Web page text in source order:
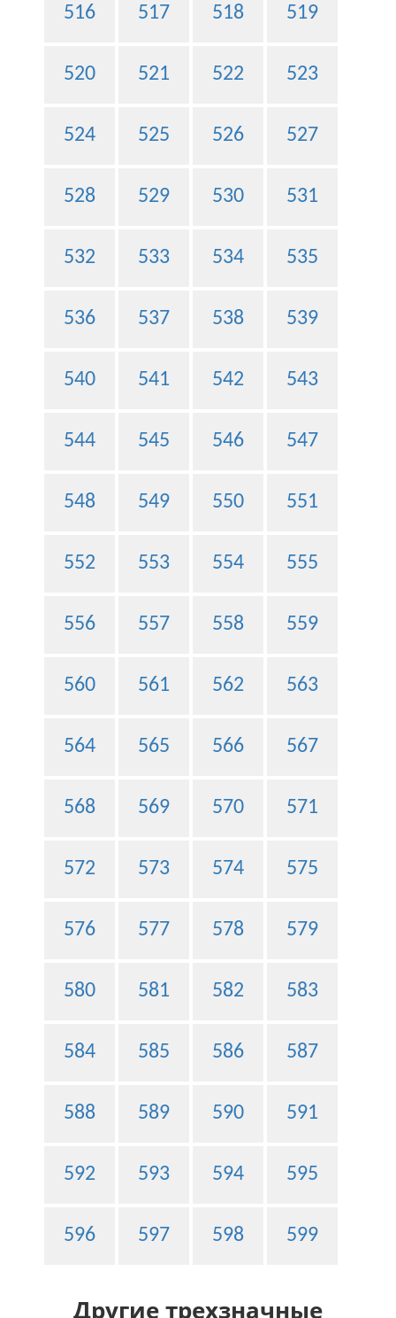
516 517 518 519
520 521 522 523
524 525 526 527
528 529 530 531
532 533 534 535
536 537 538 539
540 541 542 543
544 545 546 547
548 549 550 551
552 553 554 555
556 557 558 559
560 561 562 563
564 565 566 567
568 569 570 571
572 573 574 575
576 577 578 579
580 581 582 583
584 585 586 587
588 589 590 591
592 593 594 595
596 597 598 599
Другие трехзначные